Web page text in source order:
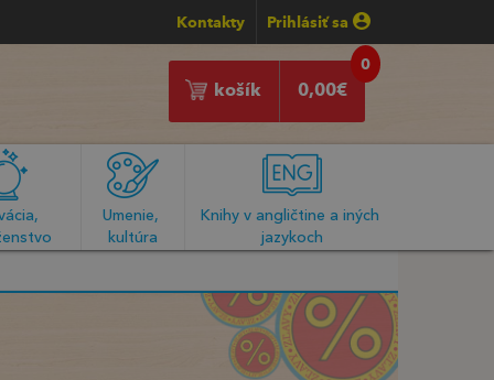
Kontakty Prihlásiť sa
0
0,00€
košík
Umenie,
kultúra
Knihy v angličtine a iných
jazykoch